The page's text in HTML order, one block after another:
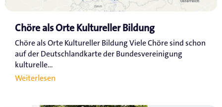
Chöre als Orte Kultureller Bildung
Chöre als Orte Kultureller Bildung Viele Chöre sind schon
auf der Deutschlandkarte der Bundesvereinigung
kulturelle...
Weiterlesen